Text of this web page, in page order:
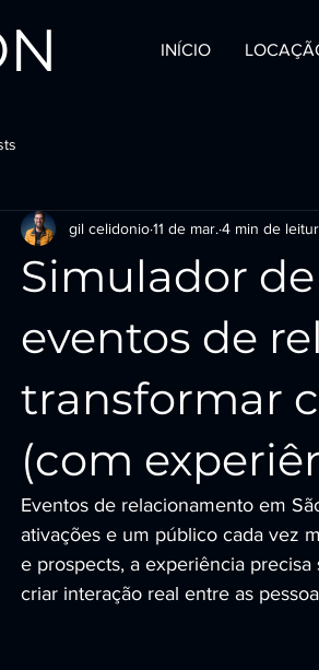
INÍCIO
Simulador
eventos de
transformar
(com
gil celidonio11 de mar. 4 min de
Eventos de relacionamento em
ativações e um público cada vez
e prospects, a experiência
criar interação real entre as